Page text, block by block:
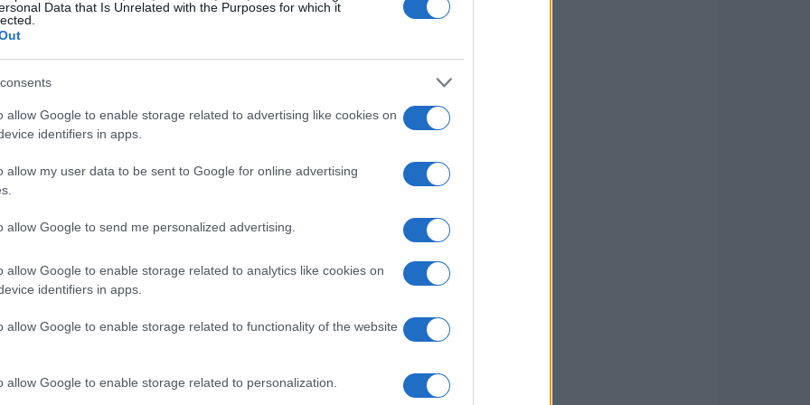
Data that Is Unrelated with the Purposes for which it
allow Google to enable storage related to advertising like cookies on
identifiers in apps.
allow my user data to be sent to Google for online advertising
allow Google to send me personalized advertising.
allow Google to enable storage related to analytics like cookies on
identifiers in apps.
allow Google to enable storage related to functionality of the website
allow Google to enable storage related to personalization.
recompensada en el parqué.
han elevado sus estimaciones para Indra. Se han
por acción, el más alto en el mercado actualmente.
para ser un líder en el sector de defensa a nivel
dominar en áreas críticas como el aire, la tierra y
los presupuestos de defensa en Europa están en
para capitalizar este momento histórico. Pero,
a largo plazo?